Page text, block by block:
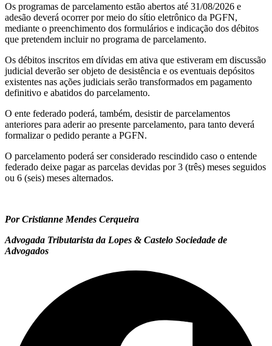
Os programas de parcelamento estão abertos até 31/08/2026 e
adesão deverá ocorrer por meio do sítio eletrônico da PGFN,
mediante o preenchimento dos formulários e indicação dos débitos
que pretendem incluir no programa de parcelamento.
Os débitos inscritos em dívidas em ativa que estiveram em discussão
judicial deverão ser objeto de desistência e os eventuais depósitos
existentes nas ações judiciais serão transformados em pagamento
definitivo e abatidos do parcelamento.
O ente federado poderá, também, desistir de parcelamentos
anteriores para aderir ao presente parcelamento, para tanto deverá
formalizar o pedido perante a PGFN.
O parcelamento poderá ser considerado rescindido caso o entende
federado deixe pagar as parcelas devidas por 3 (três) meses seguidos
ou 6 (seis) meses alternados.
PorCristianne Mendes Cerqueira
Advogada Tributarista da Lopes & Castelo Sociedade de
Advogados